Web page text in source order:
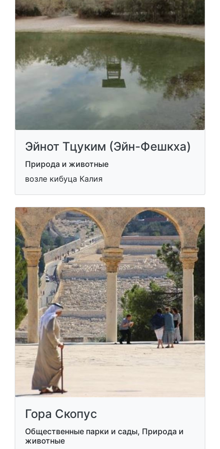
Эйнот Тцуким (Эйн-Фешкха)
Природа и животные
возле кибуца Калия
Гора Скопус
Общественные парки и сады, Природа и
животные